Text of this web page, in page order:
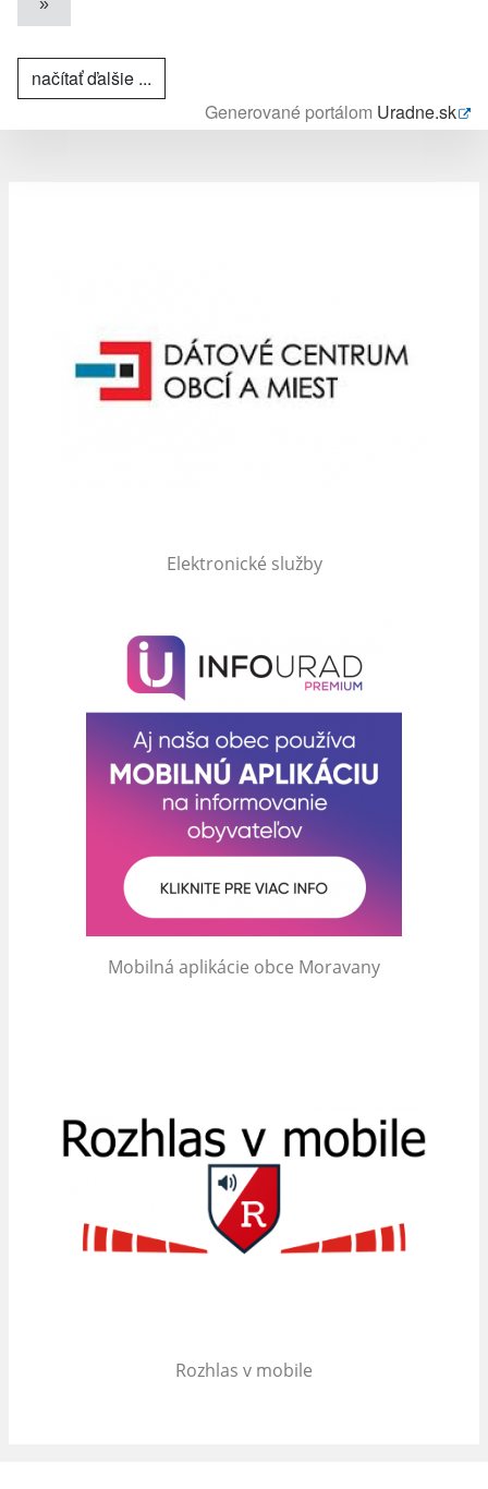
»
načítať ďalšie ...
Generované portálom Uradne.sk
Elektronické služby
Mobilná aplikácie obce Moravany
Rozhlas v mobile